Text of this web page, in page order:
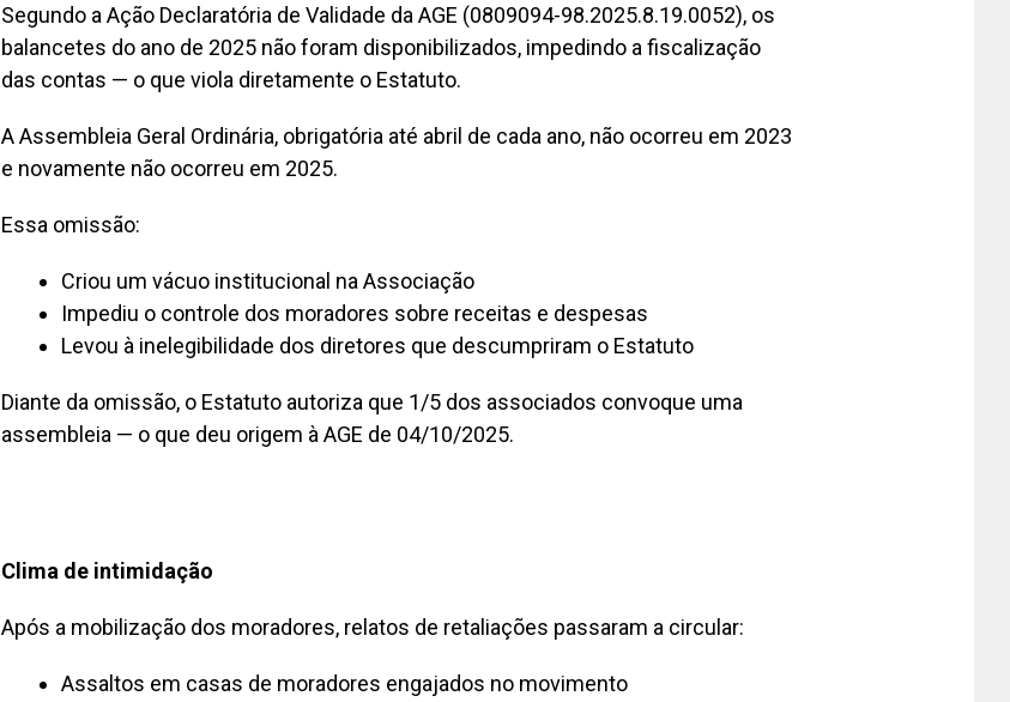
Segundo a Ação Declaratória de Validade da AGE (0809094-98.2025.8.19.0052), os
balancetes do ano de 2025 não foram disponibilizados, impedindo a fiscalização
das contas — o que viola diretamente o Estatuto.
A Assembleia Geral Ordinária, obrigatória até abril de cada ano, não ocorreu em 2023
e novamente não ocorreu em 2025.
Essa omissão:
Criou um vácuo institucional na Associação
Impediu o controle dos moradores sobre receitas e despesas
Levou à inelegibilidade dos diretores que descumpriram o Estatuto
Diante da omissão, o Estatuto autoriza que 1/5 dos associados convoque uma
assembleia — o que deu origem à AGE de 04/10/2025.
Clima de intimidação
Após a mobilização dos moradores, relatos de retaliações passaram a circular:
Assaltos em casas de moradores engajados no movimento